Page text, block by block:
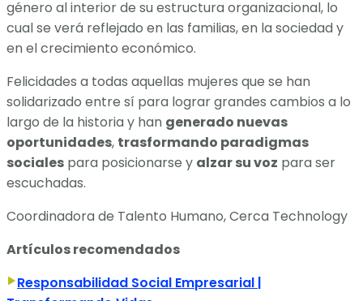
género al interior de su estructura organizacional, lo
cual se verá reflejado en las familias, en la sociedad y
en el crecimiento económico.
Felicidades a todas aquellas mujeres que se han
solidarizado entre sí para lograr grandes cambios a lo
largo de la historia y han generado nuevas
oportunidades, trasformando paradigmas
sociales para posicionarse y alzar su voz para ser
escuchadas.
Coordinadora de Talento Humano, Cerca Technology
Artículos recomendados
Responsabilidad Social Empresarial |